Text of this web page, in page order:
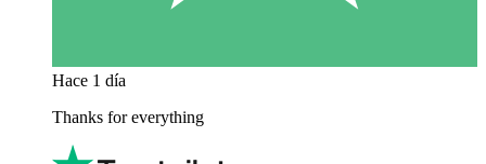
Hace 1 día
Thanks for everything